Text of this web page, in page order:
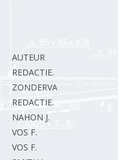
AUTEUR
REDACTIE.
ZONDERVAN K.
REDACTIE.
NAHON J.
VOS F.
VOS F.